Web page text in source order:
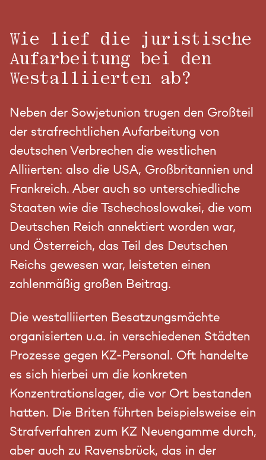
Wie lief die juristische
Aufarbeitung bei den
Westalliierten ab?
Neben der Sowjetunion trugen den Großteil
der strafrechtlichen Aufarbeitung von
deutschen Verbrechen die westlichen
Alliierten: also die USA, Großbritannien und
Frankreich. Aber auch so unterschiedliche
Staaten wie die Tschechoslowakei, die vom
Deutschen Reich annektiert worden war,
und Österreich, das Teil des Deutschen
Reichs gewesen war, leisteten einen
zahlenmäßig großen Beitrag.
Die westalliierten Besatzungsmächte
organisierten u.a. in verschiedenen Städten
Prozesse gegen KZ-Personal. Oft handelte
es sich hierbei um die konkreten
Konzentrationslager, die vor Ort bestanden
hatten. Die Briten führten beispielsweise ein
Strafverfahren zum KZ Neuengamme durch,
aber auch zu Ravensbrück, das in der